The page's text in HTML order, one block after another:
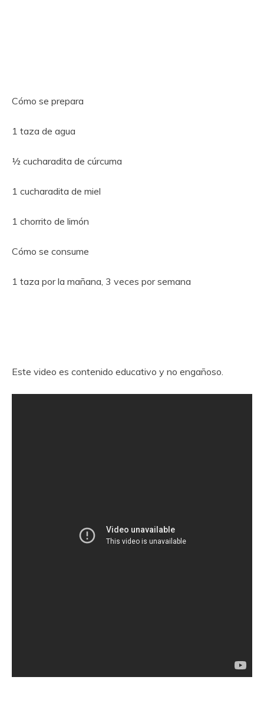
Cómo se prepara
1 taza de agua
½ cucharadita de cúrcuma
1 cucharadita de miel
1 chorrito de limón
Cómo se consume
1 taza por la mañana, 3 veces por semana
Este video es contenido educativo y no engañoso.